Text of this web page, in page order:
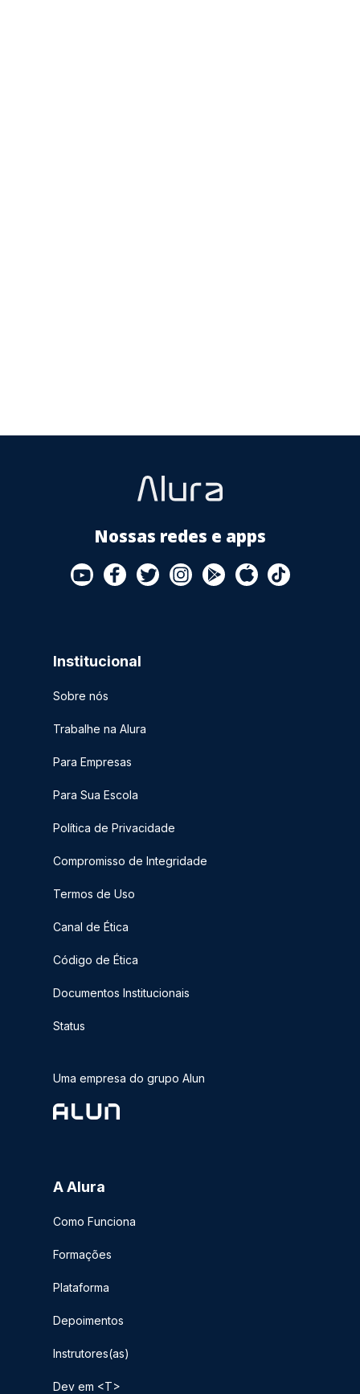
Nossas redes e apps
Institucional
Sobre nós
Trabalhe na Alura
Para Empresas
Para Sua Escola
Política de Privacidade
Compromisso de Integridade
Termos de Uso
Canal de Ética
Código de Ética
Documentos Institucionais
Status
Uma empresa do grupo Alun
A Alura
Como Funciona
Formações
Plataforma
Depoimentos
Instrutores(as)
Dev em <T>